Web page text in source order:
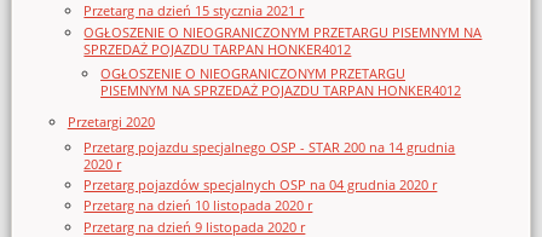
Przetarg na dzień 15 stycznia 2021 r
OGŁOSZENIE O NIEOGRANICZONYM PRZETARGU PISEMNYM NA
SPRZEDAŻ POJAZDU TARPAN HONKER4012
OGŁOSZENIE O NIEOGRANICZONYM PRZETARGU
PISEMNYM NA SPRZEDAŻ POJAZDU TARPAN HONKER4012
Przetargi 2020
Przetarg pojazdu specjalnego OSP - STAR 200 na 14 grudnia
2020 r
Przetarg pojazdów specjalnych OSP na 04 grudnia 2020 r
Przetarg na dzień 10 listopada 2020 r
Przetarg na dzień 9 listopada 2020 r